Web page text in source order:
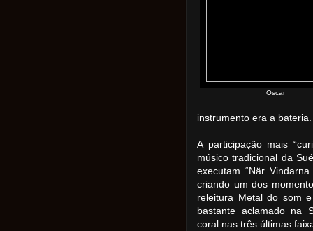
Oscar
instrumento era a
A participação mais
músico tradicional da
executam “När
criando um dos
releitura Metal do som
bastante aclamado na
coral nas três últimas